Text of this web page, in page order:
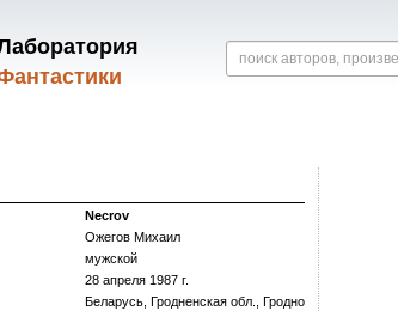
Necrov
Ожегов Михаил
мужской
28 апреля 1987 г.
Беларусь, Гродненская обл., Гродно